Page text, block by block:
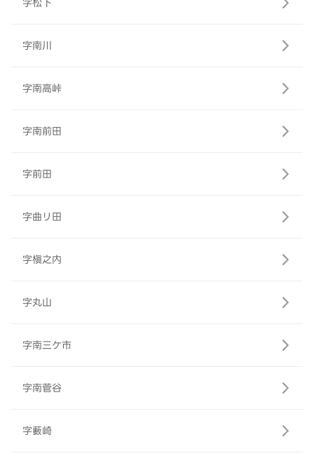
字南川
字南高峠
字南前田
字前田
字曲リ田
字槇之内
字丸山
字南三ケ市
字南菅谷
字藪崎